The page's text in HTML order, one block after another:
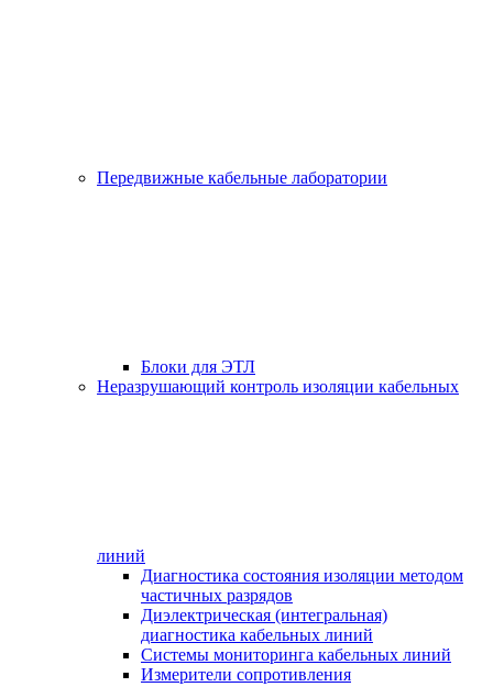
Передвижные кабельные лаборатории
Блоки для ЭТЛ
Неразрушающий контроль изоляции кабельных
линий
Диагностика состояния изоляции методом
частичных разрядов
Диэлектрическая (интегральная)
диагностика кабельных линий
Системы мониторинга кабельных линий
Измерители сопротивления